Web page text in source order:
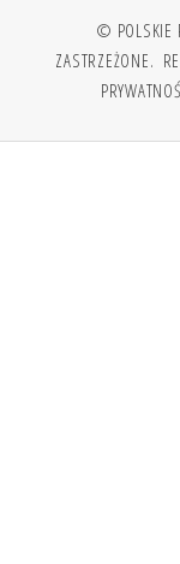
© POLSKIE
ZASTRZEŻONE.